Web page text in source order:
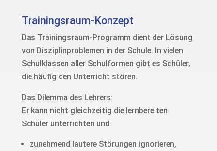
Trainingsraum-Konzept
Das Trainingsraum-Programm dient der Lösung
von Disziplinproblemen in der Schule. In vielen
Schulklassen aller Schulformen gibt es Schüler,
die häufig den Unterricht stören.
Das Dilemma des Lehrers:
Er kann nicht gleichzeitig die lernbereiten
Schüler unterrichten und
zunehmend lautere Störungen ignorieren,